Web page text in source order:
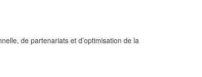
de partenariats et d’optimisation de la